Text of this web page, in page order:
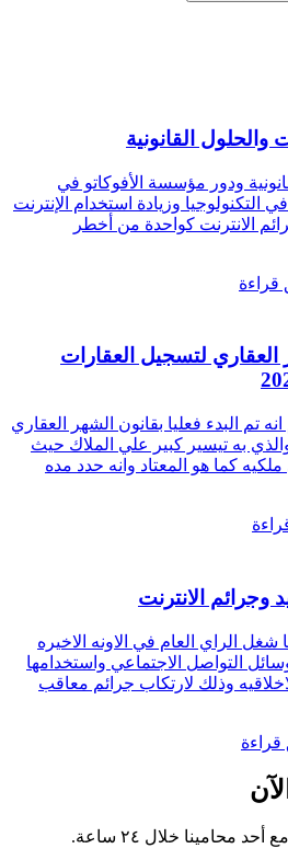
والحلول القانونية
ودور مؤسسة الأفوكاتو في
التكنولوجيا وزيادة استخدام الإنترنت
الانترنت كواحدة من أخطر
العقاري لتسجيل العقارات
تم البدء فعليا بقانون الشهر العقاري
به تيسير كبير علي الملاك حيث
كما هو المعتاد وانه حدد مده
وجرائم الانترنت
شغل الراي العام في الاونه الاخيره
التواصل الاجتماعي واستخدامها
وذلك لارتكاب جرائم معاقب
خلال ٢٤ ساعة.